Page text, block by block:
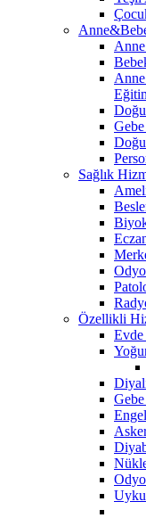
Sağlık
Özellikli
Evde
Uyku